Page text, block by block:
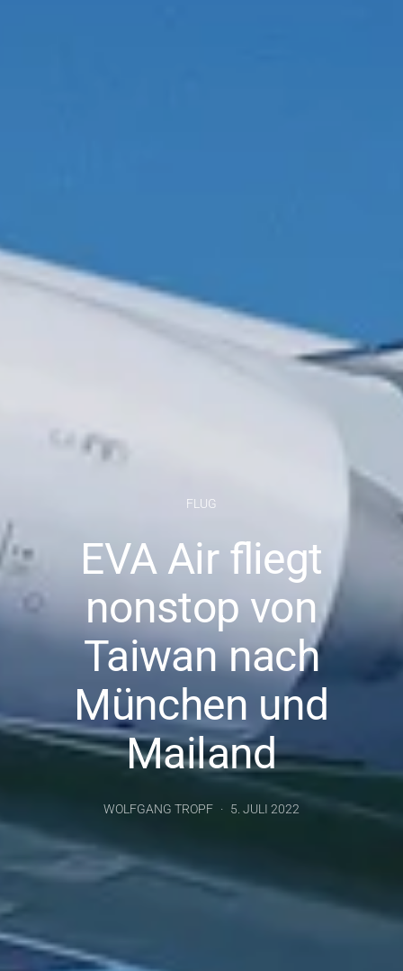
FLUG
EVA Air fliegt
nonstop von
Taiwan nach
München und
Mailand
WOLFGANG TROPF 5. JULI 2022